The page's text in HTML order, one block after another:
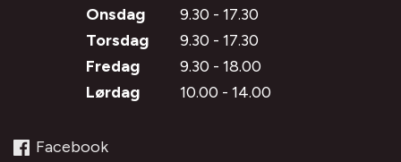
Onsdag
9.30 - 17.30
Torsdag
9.30 - 17.30
Fredag
9.30 - 18.00
Lørdag
10.00 - 14.00
Facebook